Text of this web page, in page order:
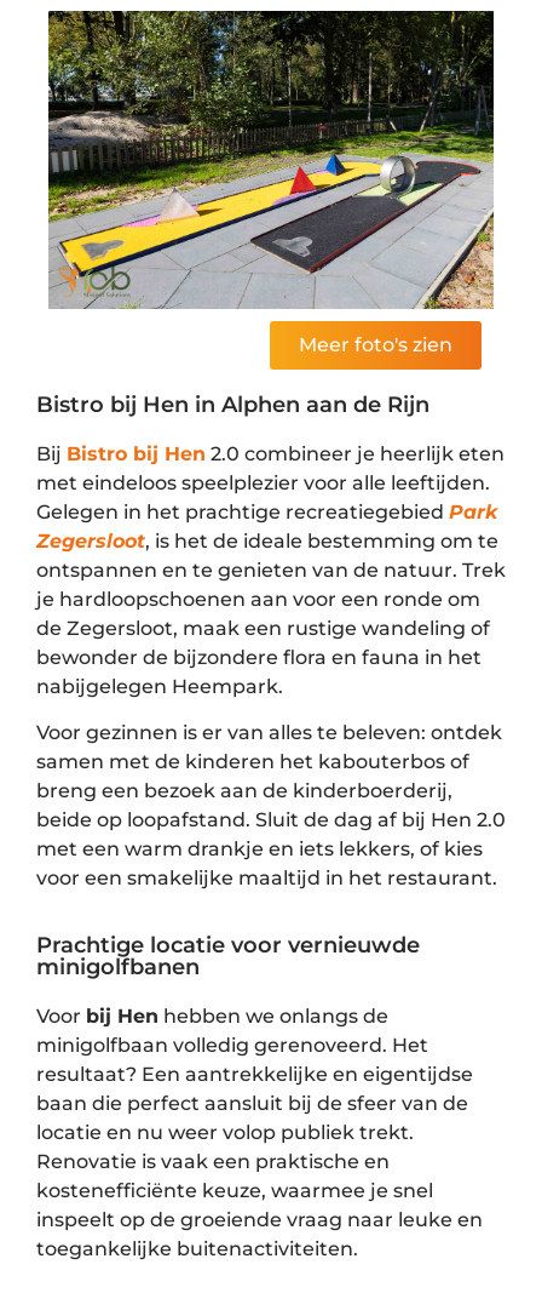
Meer foto's zien
Bistro bij Hen in Alphen aan de Rijn
Bij Bistro bij Hen 2.0 combineer je heerlijk eten
met eindeloos speelplezier voor alle leeftijden.
Gelegen in het prachtige recreatiegebied Park
Zegersloot, is het de ideale bestemming om te
ontspannen en te genieten van de natuur. Trek
je hardloopschoenen aan voor een ronde om
de Zegersloot, maak een rustige wandeling of
bewonder de bijzondere flora en fauna in het
nabijgelegen Heempark.
Voor gezinnen is er van alles te beleven: ontdek
samen met de kinderen het kabouterbos of
breng een bezoek aan de kinderboerderij,
beide op loopafstand. Sluit de dag af bij Hen 2.0
met een warm drankje en iets lekkers, of kies
voor een smakelijke maaltijd in het restaurant.
Prachtige locatie voor vernieuwde
minigolfbanen
Voor bij Hen hebben we onlangs de
minigolfbaan volledig gerenoveerd. Het
resultaat? Een aantrekkelijke en eigentijdse
baan die perfect aansluit bij de sfeer van de
locatie en nu weer volop publiek trekt.
Renovatie is vaak een praktische en
kostenefficiënte keuze, waarmee je snel
inspeelt op de groeiende vraag naar leuke en
toegankelijke buitenactiviteiten.